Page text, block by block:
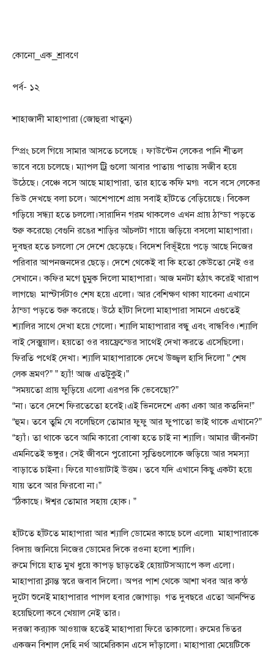
কোনো_এক_শ্রাবণে
পর্ব- ১২
শাহাজাদী মাহাপারা (জোহুরা খাতুন)
স্প্রিং চলে গিয়ে সামার আসতে চলেছে । ফাউন্টেন লেকের পানি শীতল
ভাবে বয়ে চলেছে। ম্যাপল ট্রি গুলো আবার পাতায় পাতায় সজীব হয়ে
উঠেছে। বেঞ্চে বসে আছে মাহাপারা, তার হাতে কফি মগ৷ বসে বসে লেকের
ভিউ দেখছে বলা চলে। আশেপাশে প্রায় সবাই হাঁটতে বেড়িয়েছে। বিকেল
গড়িয়ে সন্ধ্যা হতে চললো।সারাদিন গরম থাকলেও এখন প্রায় ঠান্ডা পড়তে
শুরু করেছে৷বেগুনি রঙের শাড়ির আঁচলটা গায়ে জড়িয়ে বসলো মাহাপারা।
দুবছর হতে চললো সে দেশে ছেড়েছে। বিদেশ বিভূঁইয়ে পড়ে আছে নিজের
পরিবার আপনজনদের ছেড়ে। দেশে থেকেই বা কি হতো কেউতো নেই ওর
সেখানে। কফির মগে চুমুক দিলো মাহাপারা। আজ মনটা হঠাৎ করেই খারাপ
লাগছে৷ মাস্টার্সটাও শেষ হয়ে এলো। আর বেশিক্ষণ থাকা যাবেনা এখানে
ঠান্ডা পড়তে শুরু করেছে। উঠে হাঁটা দিলো মাহাপারা সামনে এগুতেই
শ্যালির সাথে দেখা হয়ে গেলো। শ্যালি মাহাপারার বন্ধু এবং বান্ধবিও।শ্যালি
বাই সেক্সুয়াল। হয়তো ওর বয়ফ্রেন্ডের সাথেই দেখা করতে এসেছিলো।
ফিরতি পথেই দেখা। শ্যালি মাহাপারাকে দেখে উজ্জ্বল হাসি দিলো ” শেষ
লেক ভ্রমণ?” ” হ্যাঁ! আজ এতটুকুই।”
“সময়তো প্রায় ফুড়িয়ে এলো এরপর কি ভেবেছো?”
“না। তবে দেশে ফিরতেতো হবেই।এই ভিনদেশে একা একা আর কতদিন!”
“হুম। তবে তুমি যে বলেছিলে তোমার ফুফু আর ফুপাতো ভাই থাকে এখানে?”
“হ্যাঁ। তা থাকে তবে আমি কারো বোঝা হতে চাই না শ্যালি। আমার জীবনটা
এমনিতেই ভঙ্গুর। সেই জীবনে পুরোনো স্মৃতিগুলোকে জড়িয়ে আর সমস্যা
বাড়াতে চাইনা। ফিরে যাওয়াটাই উত্তম। তবে যদি এখানে কিছু একটা হয়ে
যায় তবে আর ফিরবো না।”
“ঠিকাছে। ঈশ্বর তোমার সহায় হোক। ”
হাঁটতে হাঁটতে মাহাপারা আর শ্যালি ডোমের কাছে চলে এলো৷ মাহাপারাকে
বিদায় জানিয়ে নিজের ডোমের দিকে রওনা হলো শ্যালি।
রুমে গিয়ে হাত মুখ ধুয়ে কাপড় ছাড়তেই হোয়াটসঅ্যাপে কল এলো।
মাহাপারা ক্লান্ত স্বরে জবাব দিলো। অপর পাশ থেকে আশা খবর আর কন্ঠ
দুটো শুনেই মাহাপারার পাগল হবার জোগাড়৷ গত দুবছরে এতো আনন্দিত
হয়েছিলো কবে খেয়াল নেই তার।
দরজা ক্র‍্যাক আওয়াজ হতেই মাহাপারা ফিরে তাকালো। রুমের ভিতর
একজন বিশাল দেহি নর্থ আমেরিকান এসে দাঁড়ালো। মাহাপারা মেয়েটিকে